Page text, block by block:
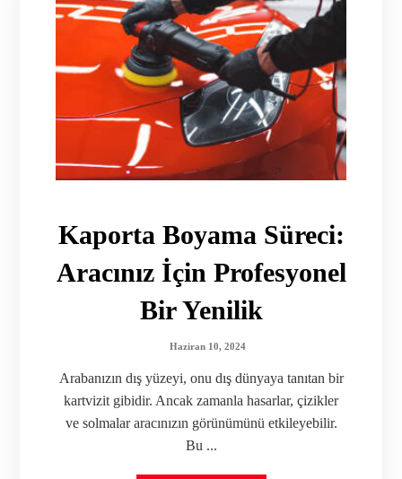
Kaporta Boyama Süreci:
Aracınız İçin Profesyonel
Bir Yenilik
Haziran 10, 2024
Arabanızın dış yüzeyi, onu dış dünyaya tanıtan bir
kartvizit gibidir. Ancak zamanla hasarlar, çizikler
ve solmalar aracınızın görünümünü etkileyebilir.
Bu ...